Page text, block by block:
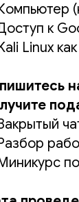
к
Linux